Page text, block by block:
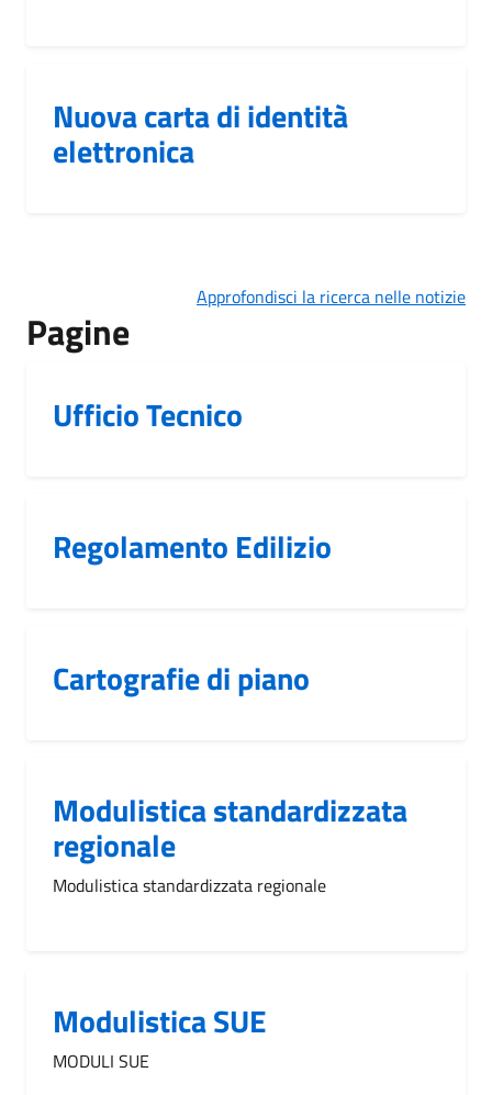
Nuova carta di identità
elettronica
Approfondisci la ricerca nelle notizie
Pagine
Ufficio Tecnico
Regolamento Edilizio
Cartografie di piano
Modulistica standardizzata
regionale
Modulistica standardizzata regionale
Modulistica SUE
MODULI SUE